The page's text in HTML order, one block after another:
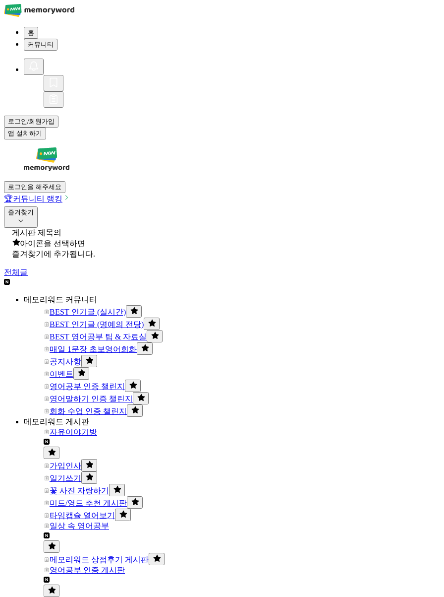
홈
커뮤니티
로그인/회원가입
앱 설치하기
로그인을 해주세요
🏆커뮤니티 랭킹
즐겨찾기
게시판 제목의
아이콘을 선택하면
즐겨찾기에 추가됩니다.
전체글
메모리워드 커뮤니티
BEST 인기글 (실시간)
BEST 인기글 (명예의 전당)
BEST 영어공부 팁 & 자료실
매일 1문장 초보영어회화
공지사항
이벤트
영어공부 인증 챌린지
영어말하기 인증 챌린지
회화 수업 인증 챌린지
메모리워드 게시판
자유이야기방
가입인사
일기쓰기
꽃 사진 자랑하기
미드/영드 추천 게시판
타임캡슐 열어보기
일상 속 영어공부
메모리워드 상점후기 게시판
영어공부 인증 게시판